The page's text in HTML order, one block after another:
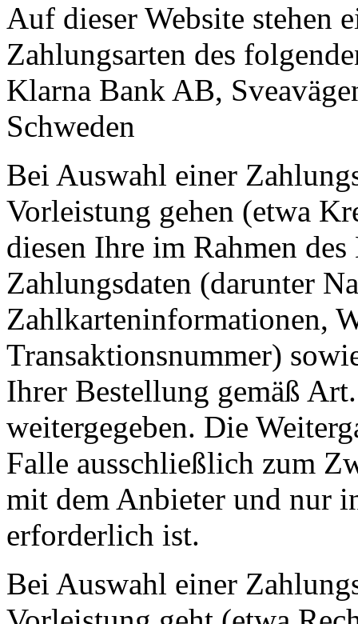
Auf dieser Website stehen
Zahlungsarten des
Klarna Bank AB,
Schweden
Bei Auswahl einer
Vorleistung gehen (etwa
diesen Ihre im Rahmen
Zahlungsdaten (darunter
Zahlkarteninformationen,
Transaktionsnummer)
Ihrer Bestellung gemäß
weitergegeben. Die
Falle ausschließlich zum
mit dem Anbieter und nur
erforderlich ist.
Bei Auswahl einer